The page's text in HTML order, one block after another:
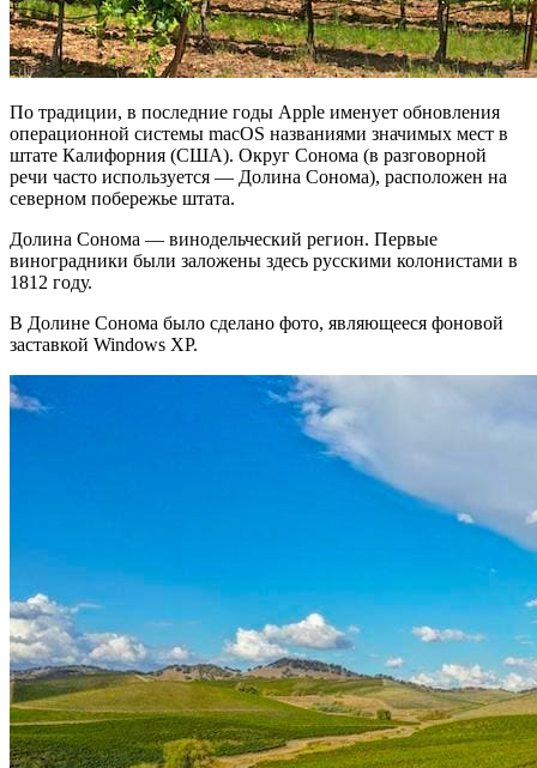
По традиции, в последние годы Apple именует обновления
операционной системы macOS названиями значимых мест в
штате Калифорния (США). Округ Сонома (в разговорной
речи часто используется — Долина Сонома), расположен на
северном побережье штата.
Долина Сонома — винодельческий регион. Первые
виноградники были заложены здесь русскими колонистами в
1812 году.
В Долине Сонома было сделано фото, являющееся фоновой
заставкой Windows XP.